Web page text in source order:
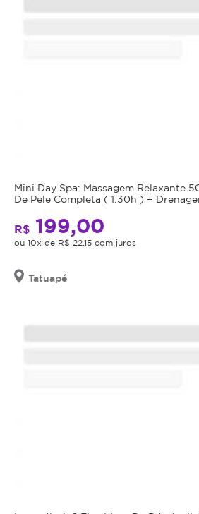
Mini Day Spa: Massagem Relaxante
De Pele Completa ( 1:30h ) +
R$ 199,00
ou 10x de R$ 22,15 com juros
Tatuapé